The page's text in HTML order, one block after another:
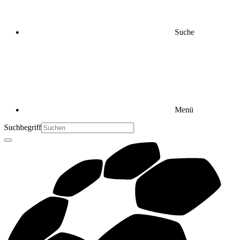
Suche
Menü
Suchbegriff